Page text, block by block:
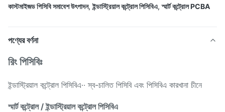
কাস্টমাইজড পিসিবি সমাবেশ উৎপাদন,ইন্ডাস্ট্রিয়াল কন্ট্রোল পিসিবিএ,স্মার্ট কন্ট্রোল PCBA
পণ্যের বর্ণনা
রিং পিসিবিঃ
ইন্ডাস্ট্রিয়াল কন্ট্রোল পিসিবিএ∙∙ স্ব-চালিত পিসিবি এবং পিসিবিএ কারখানা চীনে
স্মার্ট কন্ট্রোল / ইন্ডাস্ট্রিয়াল কন্ট্রোল পিসিবিএ